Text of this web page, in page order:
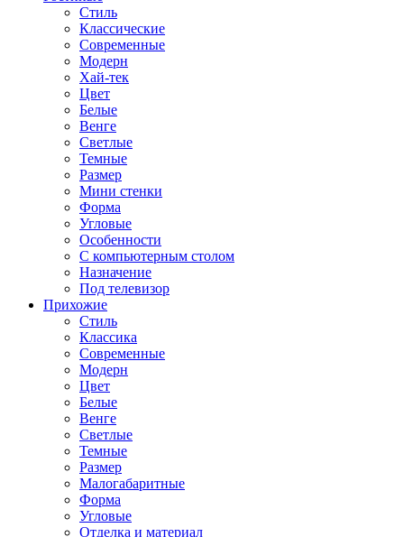
Стиль
Классические
Современные
Модерн
Хай-тек
Цвет
Белые
Венге
Светлые
Темные
Размер
Мини стенки
Форма
Угловые
Особенности
С компьютерным столом
Назначение
Под телевизор
Прихожие
Стиль
Классика
Современные
Модерн
Цвет
Белые
Венге
Светлые
Темные
Размер
Малогабаритные
Форма
Угловые
Отделка и материал